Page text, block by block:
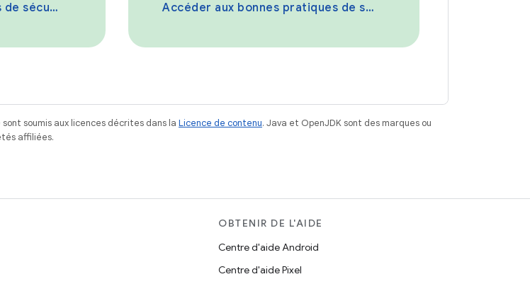
sécurité Accéder aux bonnes pratiques de sécurité
soumis aux licences décrites dans la Licence de contenu. Java et OpenJDK sont des marques ou
affiliées.
OBTENIR DE L'AIDE
Centre d'aide Android
Centre d'aide Pixel